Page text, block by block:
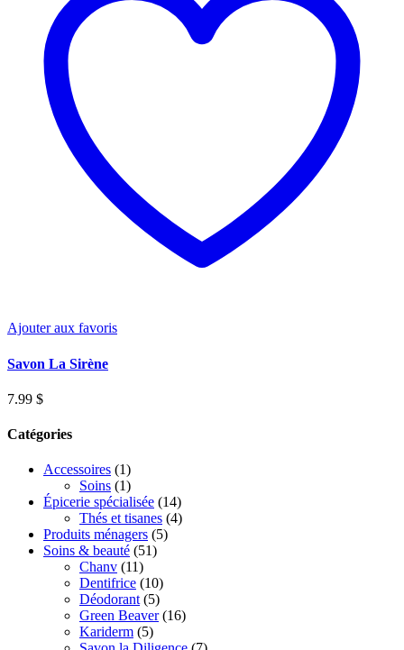
Ajouter aux favoris
Savon La Sirène
7.99 $
Catégories
Accessoires (1)
Soins (1)
Épicerie spécialisée (14)
Thés et tisanes (4)
Produits ménagers (5)
Soins & beauté (51)
Chanv (11)
Dentifrice (10)
Déodorant (5)
Green Beaver (16)
Kariderm (5)